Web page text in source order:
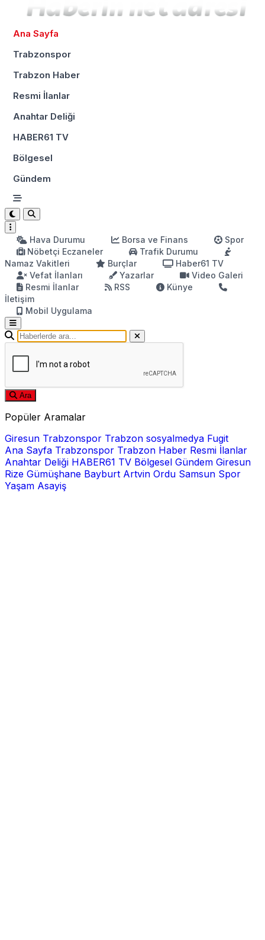
Ana Sayfa
Trabzonspor
Trabzon Haber
Resmi İlanlar
Anahtar Deliği
HABER61 TV
Bölgesel
Gündem
Hava Durumu Borsa ve Finans
Spor
Nöbetçi Eczaneler
Trafik Durumu
Namaz Vakitleri
Burçlar
Haber61 TV
Vefat İlanları
Yazarlar
Video Galeri
Resmi İlanlar
RSS
Künye
İletişim
Mobil Uygulama
Ara
Popüler Aramalar
Giresun Trabzonspor Trabzon sosyalmedya Fugit
Ana Sayfa Trabzonspor Trabzon Haber Resmi İlanlar
Anahtar Deliği HABER61 TV Bölgesel Gündem Giresun
Rize Gümüşhane Bayburt Artvin Ordu Samsun Spor
Yaşam Asayiş